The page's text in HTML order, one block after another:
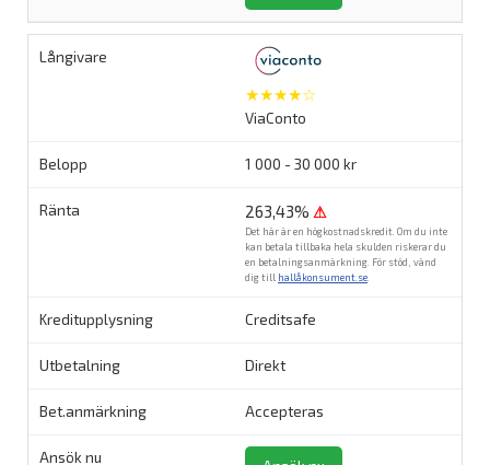
★★★★☆
ViaConto
1 000 - 30 000 kr
263,43% ⚠
Det här är en högkostnadskredit. Om du inte
kan betala tillbaka hela skulden riskerar du
en betalningsanmärkning. För stöd, vänd
dig till hallåkonsument.se
Creditsafe
Direkt
Accepteras